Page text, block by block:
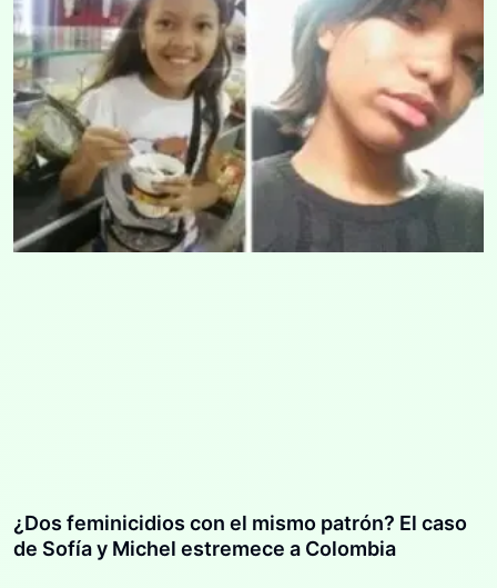
¿Dos feminicidios con el mismo patrón? El caso
de Sofía y Michel estremece a Colombia